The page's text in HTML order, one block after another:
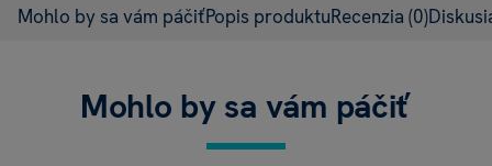
Mohlo by sa vám páčiťPopis produktuRecenzia (0)
Mohlo by sa vám páčiť